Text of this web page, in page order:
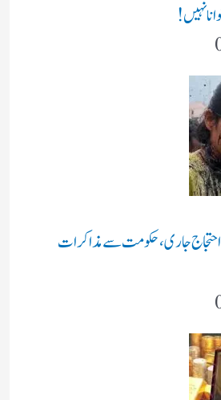
نہیں!
احتجاج جاری، حکومت سے مذاکرات